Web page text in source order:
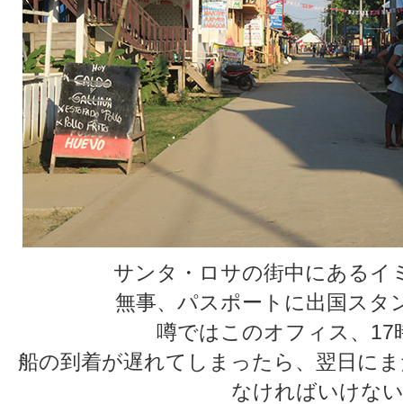
サンタ・ロサの街中にあるイ
無事、パスポートに出国スタ
噂ではこのオフィス、17
船の到着が遅れてしまったら、翌日に
なければいけな